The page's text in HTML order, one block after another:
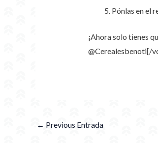
Pónlas en el
¡Ahora solo tienes
@Cerealesbenoti[/
← Previous Entrada